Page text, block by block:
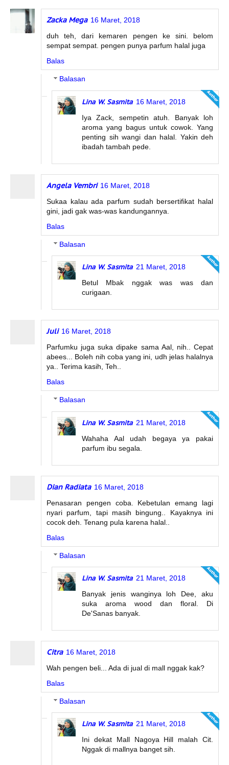
Zacka Mega 16 Maret, 2018
duh teh, dari kemaren pengen ke sini. belom
sempat sempat. pengen punya parfum halal juga
Balas
Balasan
Lina W. Sasmita 16 Maret, 2018
Iya Zack, sempetin atuh. Banyak loh
aroma yang bagus untuk cowok. Yang
penting sih wangi dan halal. Yakin deh
ibadah tambah pede.
Angela Vembri 16 Maret, 2018
Sukaa kalau ada parfum sudah bersertifikat halal
gini, jadi gak was-was kandungannya.
Balas
Balasan
Lina W. Sasmita 21 Maret, 2018
Betul Mbak nggak was was dan
curigaan.
Juli 16 Maret, 2018
Parfumku juga suka dipake sama Aal, nih.. Cepat
abees... Boleh nih coba yang ini, udh jelas halalnya
ya.. Terima kasih, Teh..
Balas
Balasan
Lina W. Sasmita 21 Maret, 2018
Wahaha Aal udah begaya ya pakai
parfum ibu segala.
Dian Radiata 16 Maret, 2018
Penasaran pengen coba. Kebetulan emang lagi
nyari parfum, tapi masih bingung.. Kayaknya ini
cocok deh. Tenang pula karena halal..
Balas
Balasan
Lina W. Sasmita 21 Maret, 2018
Banyak jenis wanginya loh Dee, aku
suka aroma wood dan floral. Di
De'Sanas banyak.
Citra 16 Maret, 2018
Wah pengen beli... Ada di jual di mall nggak kak?
Balas
Balasan
Lina W. Sasmita 21 Maret, 2018
Ini dekat Mall Nagoya Hill malah Cit.
Nggak di mallnya banget sih.